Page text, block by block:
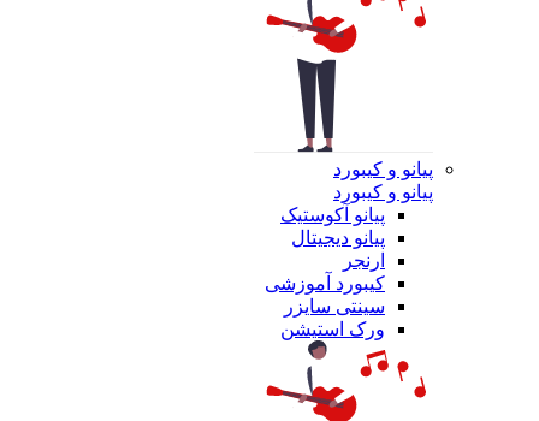
پیانو و کیبورد
پیانو و کیبورد
پیانو آکوستیک
پیانو دیجیتال
ارنجر
کیبورد آموزشی
سینتی سایزر
ورک استیشن